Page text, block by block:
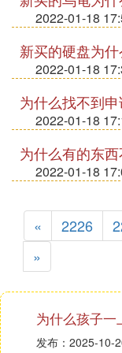
2022-01-18
新买的硬盘为
2022-01-18
为什么找不到
2022-01-18
为什么有的东
2022-01-18
« 2226
»
为什么孩子一
发布：2025-10-